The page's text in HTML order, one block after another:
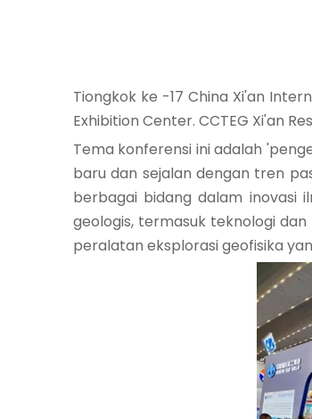
Tiongkok ke -17 China Xi'an
Exhibition Center. CCTEG Xi'an
Tema konferensi ini adalah
baru dan sejalan dengan tren
berbagai bidang dalam inovasi
geologis, termasuk teknologi
peralatan eksplorasi geofisika